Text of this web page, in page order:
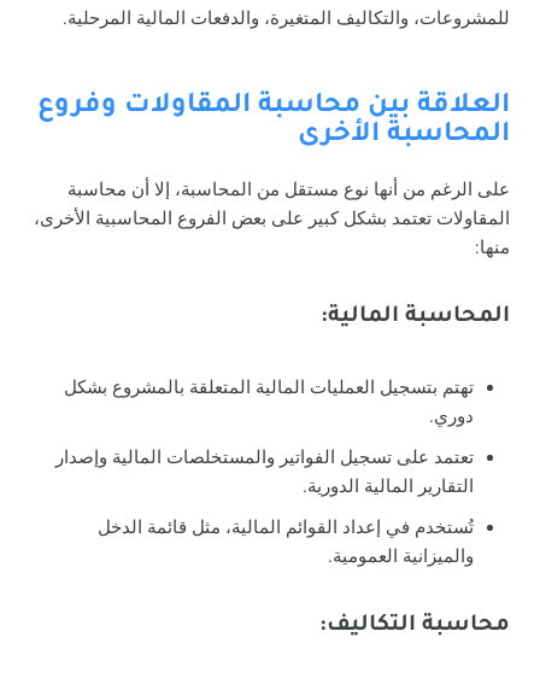
للمشروعات، والتكاليف المتغيرة، والدفعات المالية المرحلية.
العلاقة بين محاسبة المقاولات وفروع
المحاسبة الأخرى
على الرغم من أنها نوع مستقل من المحاسبة، إلا أن محاسبة
المقاولات تعتمد بشكل كبير على بعض الفروع المحاسبية الأخرى،
منها:
المحاسبة المالية:
تهتم بتسجيل العمليات المالية المتعلقة بالمشروع بشكل
دوري.
تعتمد على تسجيل الفواتير والمستخلصات المالية وإصدار
التقارير المالية الدورية.
تُستخدم في إعداد القوائم المالية، مثل قائمة الدخل
والميزانية العمومية.
محاسبة التكاليف: